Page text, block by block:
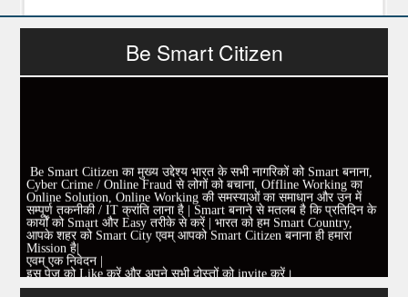
Be Smart Citizen
Be Smart Citizen का मुख्य उद्देश्य भारत के सभी नागरिकों को Smart बनाना,
Cyber Crime / Online Fraud से लोगों को बचाना, Offline Working का
Online Solution, Online Working की समस्याओं का समाधान और उन में
सम्पूर्ण तकनीकी / IT क्रांति लाना है | Smart बनाने से मतलब है कि प्रतिदिन के
कार्यों को Smart और Easy तरीके से करें | भारत को हम Smart Country,
आपके शहर को Smart City एवम् आपको Smart Citizen बनाना ही हमारा
Mission है|
एवम् एक निवेदन |
इस पेज को Like करें और अपने सभी दोस्तों को invite करें।
www.fb.com/besmartcitizen
Be Smart Citizen App Download करें। जिस से आप के दैनिक जीवन में